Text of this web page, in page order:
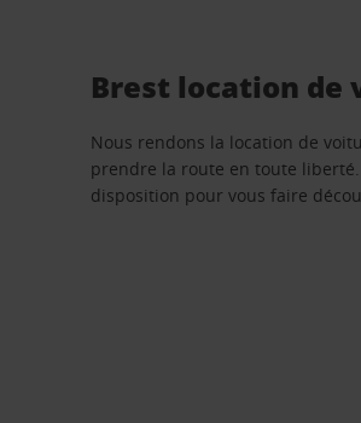
Brest location de
Nous rendons la location de
prendre la route en toute
disposition pour vous faire